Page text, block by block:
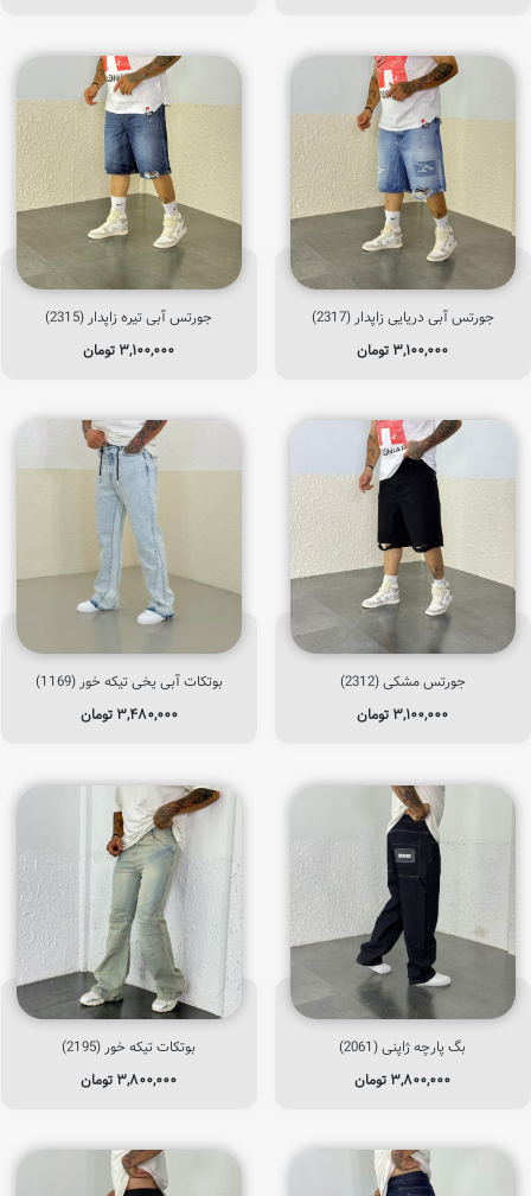
جورتس آبی دریایی زاپدار (2317)
۳,۱۰۰,۰۰۰تومان
جورتس آبی تیره زاپدار (2315)
۳,۱۰۰,۰۰۰تومان
جورتس مشکی (2312)
۳,۱۰۰,۰۰۰تومان
بوتکات آبی یخی تیکه خور (1169)
۳,۴۸۰,۰۰۰تومان
بگ پارچه ژاپنی (2061)
۳,۸۰۰,۰۰۰تومان
بوتکات تیکه خور (2195)
۳,۸۰۰,۰۰۰تومان